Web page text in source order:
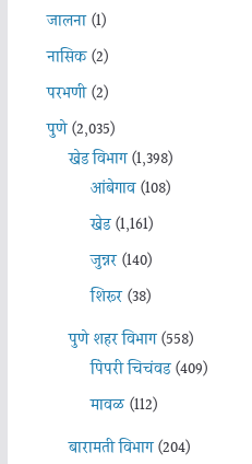
जालना(1)
नासिक(2)
परभणी(2)
पुणे(2,035)
खेड विभाग(1,398)
आंबेगाव(108)
खेड(1,161)
जुन्नर(140)
शिरूर(38)
पुणे शहर विभाग(558)
पिंपरी चिचंवड(409)
मावळ(112)
बारामती विभाग(204)